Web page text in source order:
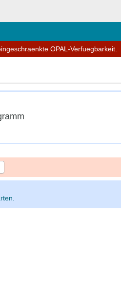
schließen
OPAL-Verfuegbarkeit.